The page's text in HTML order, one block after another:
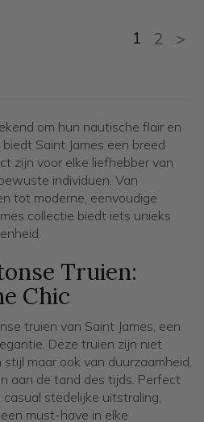
1 2 >
om hun nautische flair en
Saint James een breed
zijn voor elke liefhebber van
individuen. Van
tot moderne, eenvoudige
collectie biedt iets unieks
Truien:
Chic
truien van Saint James, een
Deze truien zijn niet
maar ook van duurzaamheid,
aan de tand des tijds. Perfect
stedelijke uitstraling,
must-have in elke